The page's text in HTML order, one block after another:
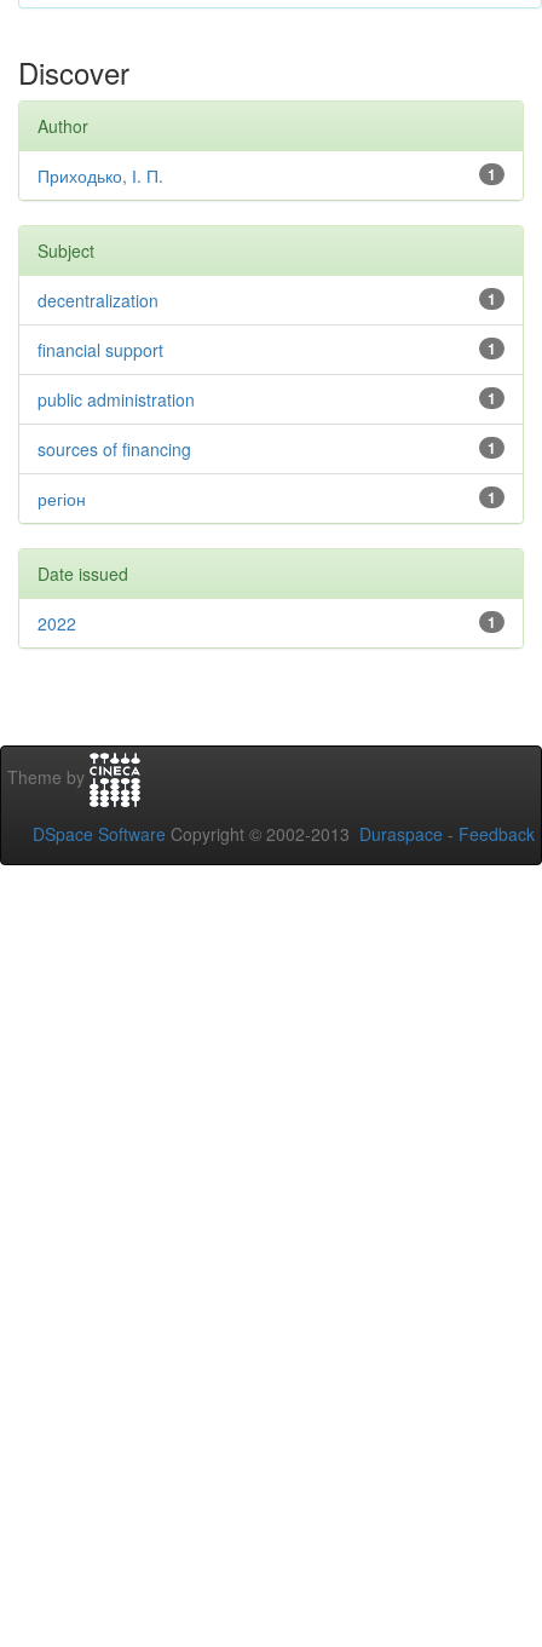
Discover
Author
1
Приходько, І. П.
Subject
1
decentralization
1
financial support
1
public administration
1
sources of financing
1
регіон
Date issued
1
2022
Theme by
DSpace Software Copyright © 2002-2013 Duraspace - Feedback